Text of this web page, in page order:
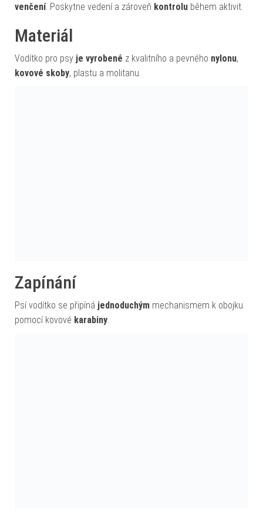
venčení. Poskytne vedení a zároveň kontrolu během aktivit.
Materiál
Vodítko pro psy je vyrobené z kvalitního a pevného nylonu,
kovové skoby, plastu a molitanu.
Zapínání
Psí vodítko se připíná jednoduchým mechanismem k obojku
pomocí kovové karabiny.